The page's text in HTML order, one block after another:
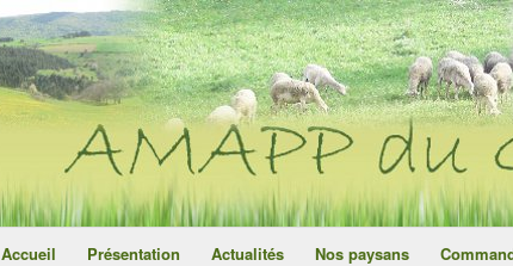
ce site utilise des
Accueil Présentation Actualités Nos paysans